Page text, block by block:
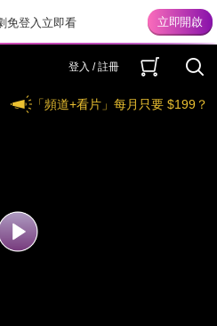
免登入立即看
登入 / 註冊
「頻道+看片」每月只要 $199？